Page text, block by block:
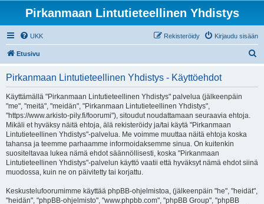
Pirkanmaan Lintutieteellinen Yhdistys
UKK Kirjaudu sisään
Rekisteröidy
Etusivu
Pirkanmaan Lintutieteellinen Yhdistys - Käyttöehdot
Käyttämällä "Pirkanmaan Lintutieteellinen Yhdistys" palvelua (jälkeenpäin
"me", "meitä", "meidän", "Pirkanmaan Lintutieteellinen Yhdistys",
"https://www.arkisto-pily.fi/foorumi"), sitoudut noudattamaan seuraavia ehtoja.
Mikäli et hyväksy näitä ehtoja, älä rekisteröidy ja/tai käytä "Pirkanmaan
Lintutieteellinen Yhdistys"-palvelua. Me voimme muuttaa näitä ehtoja koska
tahansa ja teemme parhaamme informoidaksemme sinua. On kuitenkin
suositeltavaa lukea nämä ehdot säännöllisesti, koska "Pirkanmaan
Lintutieteellinen Yhdistys"-palvelun käyttö vaatii että hyväksyt nämä ehdot siinä
muodossa, kuin ne on päivitetty tai korjattu.
Keskustelufoorumimme käyttää phpBB-ohjelmistoa, (jälkeenpäin "he", "heidät",
"heidän", "phpBB-ohjelmisto", "www.phpbb.com", "phpBB Group", "phpBB